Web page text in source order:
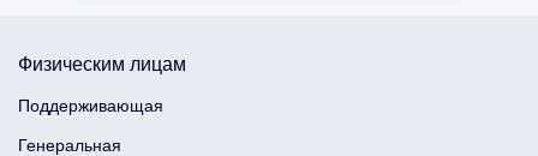
Физическим лицам
Поддерживающая
Генеральная